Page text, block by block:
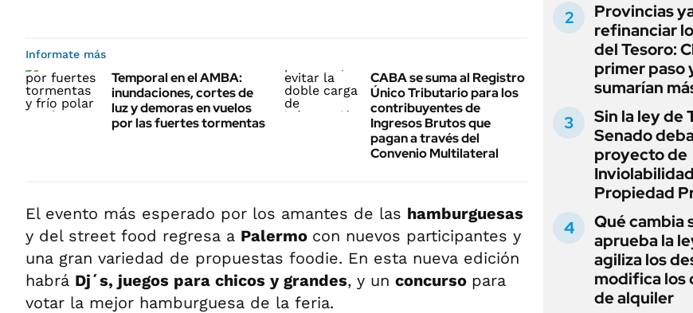
Informate más
Temporal en el AMBA:
inundaciones, cortes de
luz y demoras en vuelos
por las fuertes tormentas
CABA se suma al Registro
Único Tributario para los
contribuyentes de
Ingresos Brutos que
pagan a través del
Convenio Multilateral
El evento más esperado por los amantes de las hamburguesas
y del street food regresa a Palermo con nuevos participantes y
una gran variedad de propuestas foodie. En esta nueva edición
habrá Dj´s, juegos para chicos y grandes, y un concurso para
votar la mejor hamburguesa de la feria.
Provincias
refinanciar
del Tesoro:
primer paso
sumarían
Sin la ley de
Senado
proyecto de
Propiedad
Qué cambia
aprueba la
agiliza los
modifica los
de alquiler